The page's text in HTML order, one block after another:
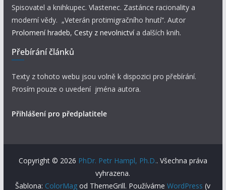
Spisovatel a knihkupec. Vlastenec. Zastánce racionality a
moderní vědy. „Veterán protimigračního hnutí“. Autor
Prolomení hradeb, Cesty z nevolnictví a dalších knih.
Přebírání článků
Texty z tohoto webu jsou volně k dispozici pro přebírání.
Prosím pouze o uvedení jména autora.
Přihlášení pro předplatitele
Copyright © 2026 PhDr. Petr Hampl, Ph.D.. Všechna práva
vyhrazena.
Šablona: ColorMag od ThemeGrill. PoužívámeWordPress (v